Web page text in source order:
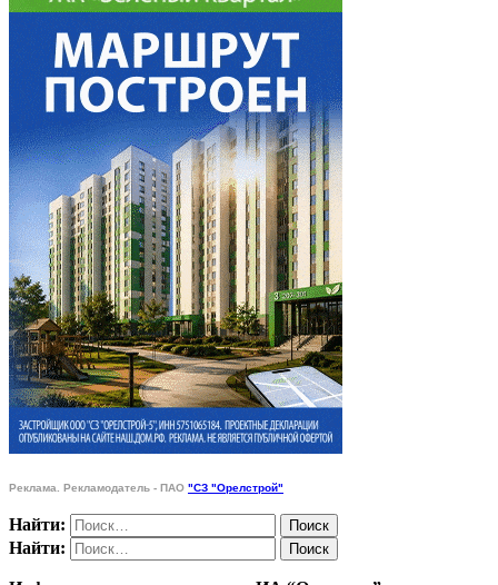
Реклама. Рекламодатель - ПАО "СЗ "Орелстрой"
Найти:
Найти: